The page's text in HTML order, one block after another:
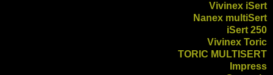
Vivinex iSert
Nanex multiSert
iSert 250
Vivinex Toric
TORIC MULTISERT
Impress